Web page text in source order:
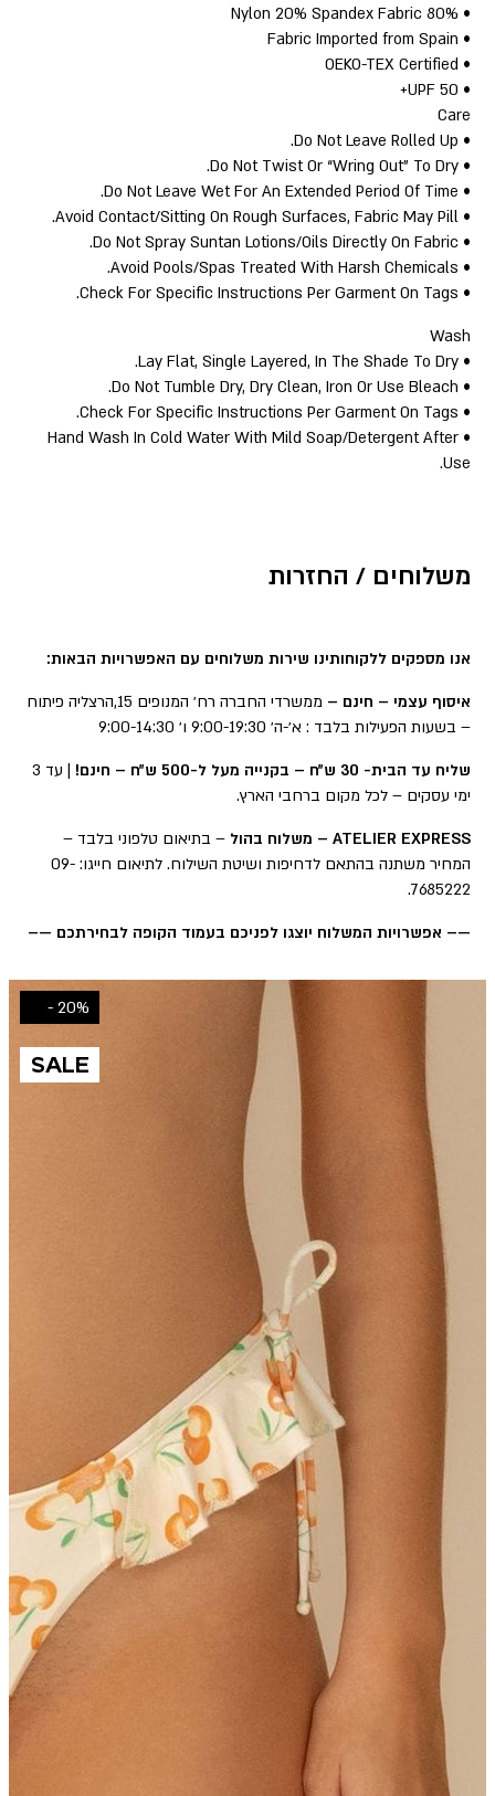
• 80% Nylon 20% Spandex Fabric
• Fabric Imported from Spain
• OEKO-TEX Certified
• UPF 50+
Care
• Do Not Leave Rolled Up.
• Do Not Twist Or “Wring Out” To Dry.
• Do Not Leave Wet For An Extended Period Of Time.
• Avoid Contact/Sitting On Rough Surfaces, Fabric May Pill.
• Do Not Spray Suntan Lotions/Oils Directly On Fabric.
• Avoid Pools/Spas Treated With Harsh Chemicals.
• Check For Specific Instructions Per Garment On Tags.
Wash
• Lay Flat, Single Layered, In The Shade To Dry.
• Do Not Tumble Dry, Dry Clean, Iron Or Use Bleach.
• Check For Specific Instructions Per Garment On Tags.
• Hand Wash In Cold Water With Mild Soap/Detergent After
Use.
משלוחים / החזרות
אנו מספקים ללקוחותינו שירות משלוחים עם האפשרויות הבאות:
איסוף עצמי – חינם –
ממשרדי החברה רח׳ המנופים 15,הרצליה פיתוח
– בשעות הפעילות בלבד : א׳-ה׳ 9:00-19:30 ו׳ 9:00-14:30
שליח עד הבית- 30 ש״ח – בקנייה מעל ל-500 ש״ח – חינם!
| עד 3
ימי עסקים – לכל מקום ברחבי הארץ.
ATELIER EXPRESS – משלוח בהול
– בתיאום טלפוני בלבד –
המחיר משתנה בהתאם לדחיפות ושיטת השילוח. לתיאום חייגו: 09-
7685222.
—– אפשרויות המשלוח יוצגו לפניכם בעמוד הקופה לבחירתכם —–
20% -
SALE